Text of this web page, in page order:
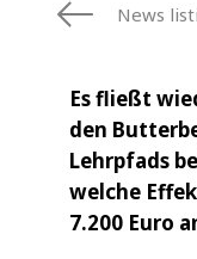
News
Es fließt
den
Lehrpfads
welche
7.200 Euro